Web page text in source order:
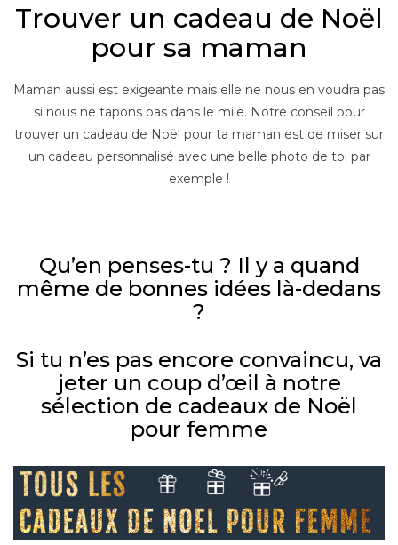
Trouver un cadeau de Noël
pour sa maman
Maman aussi est exigeante mais elle ne nous en voudra pas
si nous ne tapons pas dans le mile. Notre conseil pour
trouver un cadeau de Noël pour ta maman est de miser sur
un cadeau personnalisé avec une belle photo de toi par
exemple !
Qu’en penses-tu ? Il y a quand
même de bonnes idées là-dedans
?
Si tu n’es pas encore convaincu, va
jeter un coup d’œil à notre
sélection de cadeaux de Noël
pour femme